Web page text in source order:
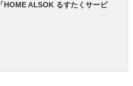
HOME ALSOK るすたくサービ